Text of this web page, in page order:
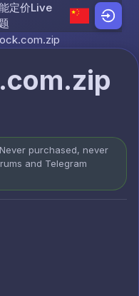
content
定价Live
purchased, never
and Telegram